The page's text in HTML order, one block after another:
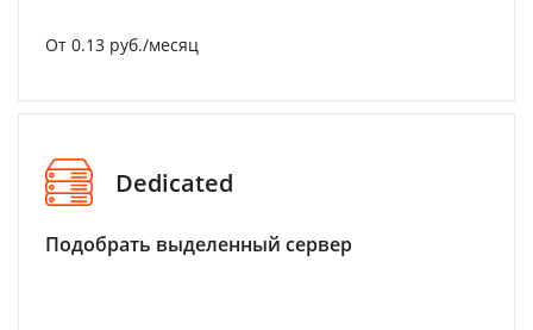
От 0.13 руб./месяц
Dedicated
Подобрать выделенный сервер